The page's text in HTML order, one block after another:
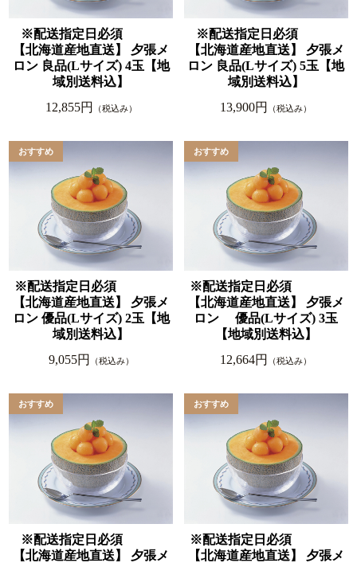
※配送指定日必須
【北海道産地直送】 夕張メ
ロン 良品(Lサイズ) 4玉【地
域別送料込】
12,855円
（税込み）
※配送指定日必須
【北海道産地直送】 夕張メ
ロン 良品(Lサイズ) 5玉【地
域別送料込】
13,900円
（税込み）
※配送指定日必須
【北海道産地直送】 夕張メ
ロン 優品(Lサイズ) 2玉【地
域別送料込】
9,055円
（税込み）
※配送指定日必須
【北海道産地直送】 夕張メ
ロン 優品(Lサイズ) 3玉
【地域別送料込】
12,664円
（税込み）
※配送指定日必須
【北海道産地直送】 夕張メ
※配送指定日必須
【北海道産地直送】 夕張メ